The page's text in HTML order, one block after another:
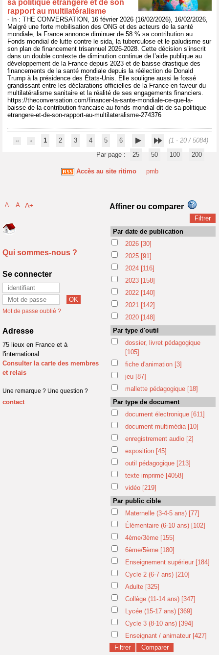
sa politique étrangère et de son
rapport au multilatéralisme
- In : THE CONVERSATION, 16 février 2026 (16/02/2026), 16/02/2026,
Malgré une forte mobilisation des ONG et des acteurs de la santé
mondiale, la France annonce diminuer de 58 % sa contribution au
Fonds mondial de lutte contre le sida, la tuberculose et le paludisme sur
son plan de financement trisannuel 2026-2028. Cette décision s’inscrit
dans un double contexte de diminution continue de l’aide publique au
développement de la France depuis 2023 et de baisse drastique des
financements de la santé mondiale depuis la réélection de Donald
Trump à la présidence des États-Unis. Elle souligne aussi le fossé
grandissant entre les déclarations officielles de la France en faveur du
multilatéralisme sanitaire et la réalité de ses engagements financiers.
https://theconversation.com/financer-la-sante-mondiale-ce-que-la-
baisse-de-la-contribution-francaise-au-fonds-mondial-dit-de-sa-politique-
etrangere-et-de-son-rapport-au-multilateralisme-274376
1 2 3 4 5 6
(1 - 20 / 5084)
Par page :
25 50 100 200
Accès au site ritimo pmb
A- A A+
Qui sommes-nous ?
Se connecter
Mot de passe oublié ?
Adresse
75 lieux en France et à
l'international
Consulter la carte des membres
et relais
Une remarque ? Une question ?
contact
Affiner ou comparer
Par date de publication
2026 [30]
2025 [91]
2024 [116]
2023 [158]
2022 [140]
2021 [142]
2020 [148]
Par type d'outil
dossier, livret pédagogique
[105]
fiche d'animation [3]
jeu [87]
mallette pédagogique [18]
Par type de document
document électronique [611]
document multimédia [10]
enregistrement audio [2]
exposition [45]
outil pédagogique [213]
texte imprimé [4058]
vidéo [219]
Par public cible
Maternelle (3-4-5 ans) [77]
Élémentaire (6-10 ans) [102]
4ème/3ème [155]
6ème/5ème [180]
Enseignement supérieur [184]
Cycle 2 (6-7 ans) [210]
Adulte [325]
Collège (11-14 ans) [347]
Lycée (15-17 ans) [369]
Cycle 3 (8-10 ans) [394]
Enseignant / animateur [427]